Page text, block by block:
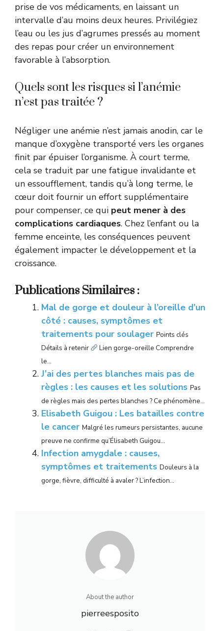
prise de vos médicaments, en laissant un
intervalle d’au moins deux heures. Privilégiez
l’eau ou les jus d’agrumes pressés au moment
des repas pour créer un environnement
favorable à l’absorption.
Quels sont les risques si l’anémie
n’est pas traitée ?
Négliger une anémie n’est jamais anodin, car le
manque d’oxygène transporté vers les organes
finit par épuiser l’organisme. À court terme,
cela se traduit par une fatigue invalidante et
un essoufflement, tandis qu’à long terme, le
cœur doit fournir un effort supplémentaire
pour compenser, ce qui peut mener à des
complications cardiaques. Chez l’enfant ou la
femme enceinte, les conséquences peuvent
également impacter le développement et la
croissance.
Publications Similaires :
Mal de gorge et douleur à l’oreille d’un
côté : causes, symptômes et
traitements pour soulager Points clés
Détails à retenir
Lien gorge-oreille Comprendre
le...
J’ai des pertes blanches mais pas de
règles : les causes et les solutions Pas
de règles mais des pertes blanches ? Ce phénomène...
Elisabeth Guigou : Les batailles contre
le cancer Malgré les rumeurs persistantes, aucune
preuve ne confirme qu’Élisabeth Guigou...
Infection amygdale : causes,
symptômes et traitements Douleurs à la
gorge, fièvre, difficulté à avaler ? L’infection...
About the author
pierreesposito